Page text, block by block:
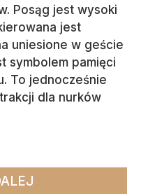
Posąg jest wysoki
jest
uniesione w geście
symbolem pamięci
To jednocześnie
dla nurków